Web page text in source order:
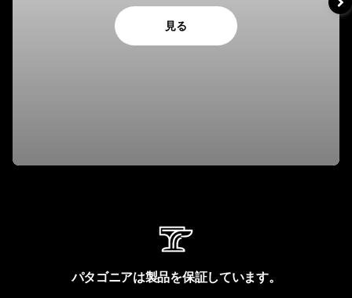
見る
パタゴニアは製品を保証しています。